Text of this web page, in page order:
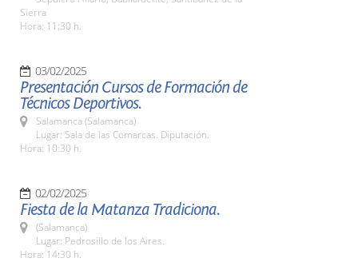
Sierra
Hora: 11:30 h.
03/02/2025
Presentación Cursos de Formación de
Técnicos Deportivos.
Salamanca (Salamanca)
Lugar: Sala de las Comarcas. Diputación.
Hora: 10:30 h.
02/02/2025
Fiesta de la Matanza Tradiciona.
(Salamanca)
Lugar: Pedrosillo de los Aires.
Hora: 14:30 h.